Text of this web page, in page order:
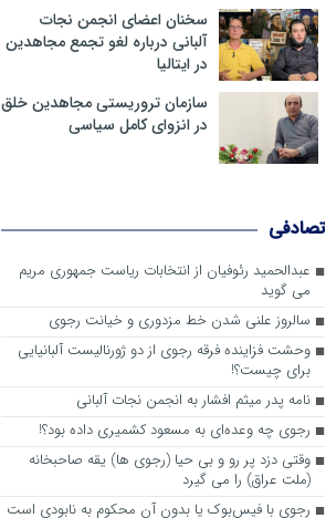
سخنان اعضای انجمن نجات
آلبانی درباره لغو تجمع مجاهدین
در ایتالیا
سازمان تروریستی مجاهدین خلق
در انزوای کامل سیاسی
تصادفی
عبدالحمید رئوفیان از انتخابات ریاست جمهوری مریم
می گوید
سالروز علنی شدن خط مزدوری و خیانت رجوی
وحشت فزاینده فرقه رجوی از دو ژورنالیست آلبانیایی
برای چیست؟!
نامه پدر میثم افشار به انجمن نجات آلبانی
رجوی چه وعده‌ای به مسعود کشمیری داده بود؟!
وقتی دزد پر رو و بی حیا (رجوی ها) یقه صاحبخانه
(ملت عراق) را می گیرد
رجوی با فیس‌بوک یا بدون آن محکوم به نابودی است